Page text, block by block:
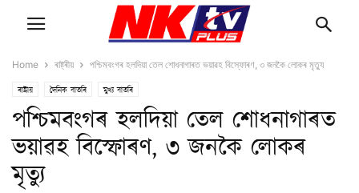
Home ৰাষ্ট্ৰীয় পশ্চিমবংগৰ হলদিয়া তেল শোধনাগাৰত ভয়াৱহ বিস্ফোৰণ, ৩ জনকৈ লোকৰ মৃত্যু
ৰাষ্ট্ৰীয় দৈনিক বাতৰি মুখ্য বাতৰি
পশ্চিমবংগৰ হলদিয়া তেল শোধনাগাৰত
ভয়াৱহ বিস্ফোৰণ, ৩ জনকৈ লোকৰ
মৃত্যু